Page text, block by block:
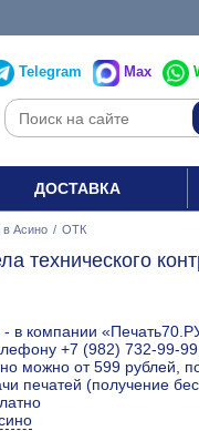
Telegram Max
ДОСТАВКА
Асино / ОТК
технического
в компании
+7 (982) 732-99-
можно от 599 рублей,
печатей (получение